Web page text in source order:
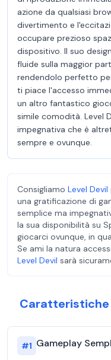
azione da qualsiasi
divertimento e
occupare prezioso
dispositivo. Il suo
fluide sulla maggior
rendendolo perfetto
ti piace l'accesso
un altro fantastico
simile comodità. Level
impegnativa che è
sempre e ovunque.
Consigliamo Level Devil
una gratificazione di
semplice ma
la sua disponibilità su
giocarci ovunque, in
Se ami la natura
Level Devil sarà
Caratteristiche
#1 Gameplay